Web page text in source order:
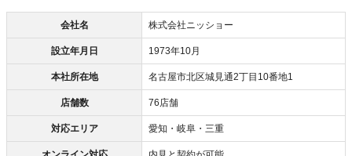
会社名 株式会社ニッショー
設立年月日 1973年10月
本社所在地 名古屋市北区城見通2丁目10番地1
店舗数 76店舗
対応エリア 愛知・岐阜・三重